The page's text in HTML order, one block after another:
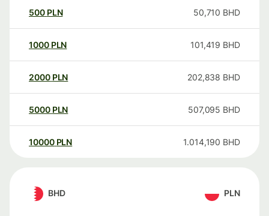
500 PLN 50,710 BHD
1000 PLN 101,419 BHD
2000 PLN 202,838 BHD
5000 PLN 507,095 BHD
10000 PLN 1.014,190 BHD
BHD PLN